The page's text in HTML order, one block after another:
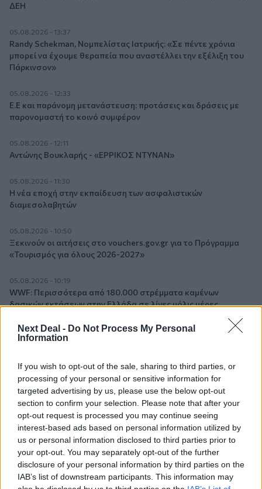
Next Deal - Do Not Process My Personal
Information
If you wish to opt-out of the sale, sharing to third parties, or
processing of your personal or sensitive information for
targeted advertising by us, please use the below opt-out
section to confirm your selection. Please note that after your
opt-out request is processed you may continue seeing
interest-based ads based on personal information utilized by
us or personal information disclosed to third parties prior to
your opt-out. You may separately opt-out of the further
disclosure of your personal information by third parties on the
IAB’s list of downstream participants. This information may
ΔΕΗ
05.08.2026 - 13:37
Randy Schekman, Νομπελίστας Ιατρικής: «Σε πέντε χρόνια
μπορεί να έχουμε θεραπεία που αναστέλλει την εξέλιξη του
Πάρκινσον»
05.08.2026 - 12:33
Ε.Ε και παράνομη μετανάστευση: προτάσεις και δράσεις με
παρονομαστή το κοινό συμφέρον
05.08.2026 - 12:11
Αντώνης Βουκλαρής - «ΕΡΡΙΚΟΣ ΝΤΥΝΑΝ»
05.08.2026 - 11:30
Η νέα εποχή στην εκπαίδευση των ασφαλιστικών
διαμεσολαβητών
05.08.2026 - 10:50
Ξεκινούν οι αιτήσεις στο vouchers.gov.gr για το Πρόγραμμα
«Τουρισμός για όλους 2026-2027»
05.08.2026 - 10:19
WWF: Περισσότερα από 180.000 στρέμματα καμένων
δασικών εκτάσεων στην Ελλάδα σε λίγες μόλις μέρες
05.08.2026 - 09:45
Η Ελλάδα που αντιστέκεται και επιμένει να μην ασφαλίζεται!
05.08.2026 - 09:20
Καλοκαιρινό ταξίδι: Οι 8 συμβουλές που αξίζει να δώσει κάθε
ασφαλιστής στους πελάτες του
05.08.2026 - 08:51
Το εκλογικό «καμπανάκι» της Goldman Sachs, η ισχυρή
πιστωτική επέκταση των ελληνικών τραπεζών, το «πάρτι»
στις αγορές, οι «κρυμμένες» αξίες της ΓΕΚ ΤΕΡΝΑ
05.08.2026 - 08:37